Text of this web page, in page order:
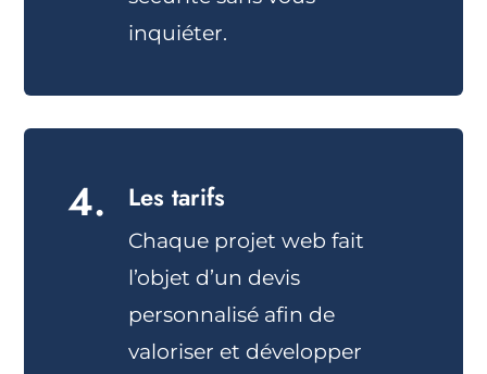
inquiéter.
4. Les tarifs
Chaque projet web fait
l’objet d’un devis
personnalisé afin de
valoriser et développer